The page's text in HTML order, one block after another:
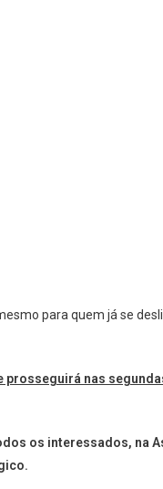
para quem já se
nas
os interessados, na